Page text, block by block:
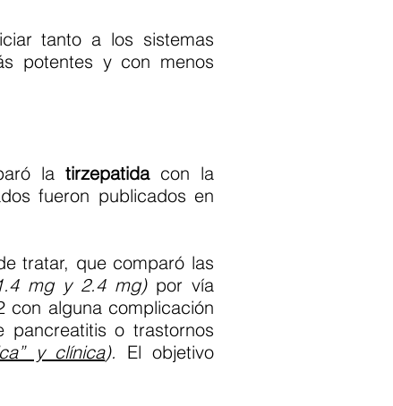
tanto a los sistemas
potentes y con menos
la tirzepatidacon la
fueron publicados en
tratar, que comparó las
mg y 2.4 mg)por vía
con alguna complicación
pancreatitis o trastornos
y clínica). El objetivo